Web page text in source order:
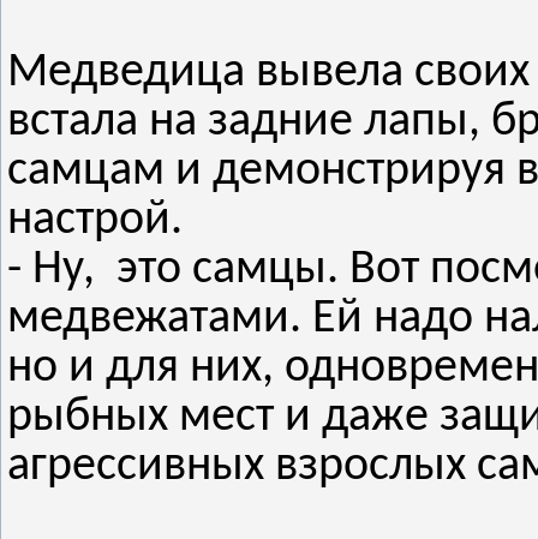
Медведица вывела
встала на задние лапы,
самцам и демонстрируя
настрой.
- Ну, это самцы. Вот
медвежатами. Ей надо
но и для них,
рыбных мест и даже
агрессивных взрослых